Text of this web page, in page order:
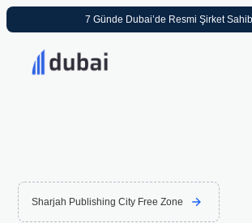
7 Günde Dubai’de Resmi Şirket
Sharjah Publishing City Free Zone